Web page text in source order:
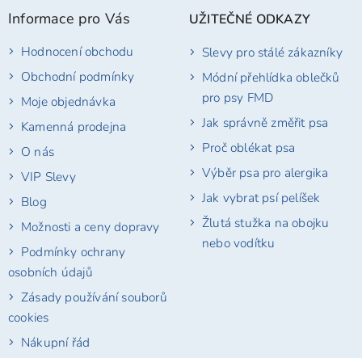
Informace pro Vás
Hodnocení obchodu
Obchodní podmínky
Moje objednávka
Kamenná prodejna
O nás
VIP Slevy
Blog
Možnosti a ceny dopravy
Podmínky ochrany
osobních údajů
Zásady používání souborů
cookies
Nákupní řád
UŽITEČNÉ ODKAZY
Slevy pro stálé zákazníky
Módní přehlídka oblečků
pro psy FMD
Jak správně změřit psa
Proč oblékat psa
Výběr psa pro alergika
Jak vybrat psí pelíšek
Žlutá stužka na obojku
nebo vodítku